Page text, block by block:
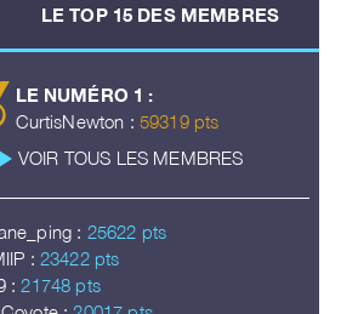
LE TOP 15 DES MEMBRES
LE NUMÉRO 1 :
CurtisNewton : 59319 pts
play_arrow VOIR TOUS LES MEMBRES
: 25622 pts
: 23422 pts
: 21748 pts